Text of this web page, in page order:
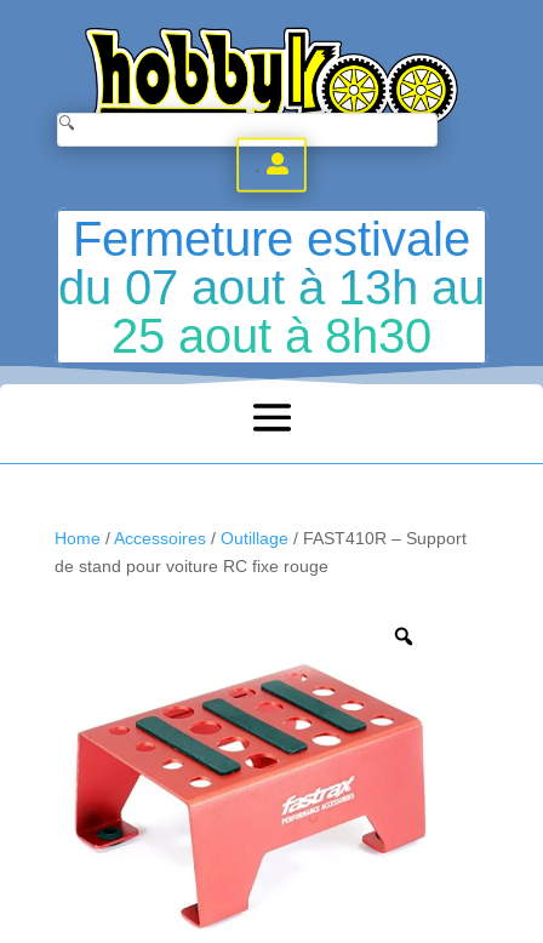
.
Fermeture estivale
du 07 aout à 13h au
25 aout à 8h30
Home/Accessoires/ Outillage/ FAST410R – Support
de stand pour voiture RC fixe rouge